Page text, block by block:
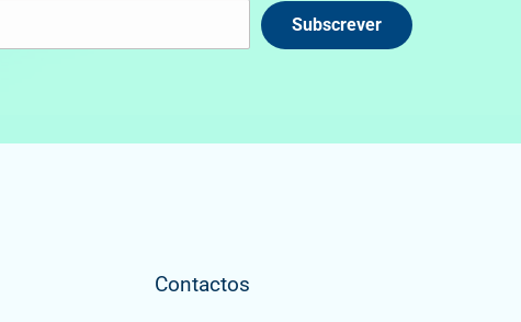
Subscrever
Contactos